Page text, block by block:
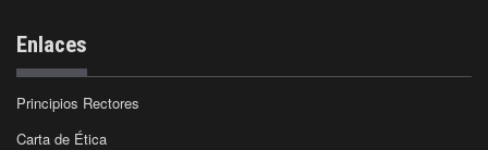
Enlaces
Principios Rectores
Carta de Ética